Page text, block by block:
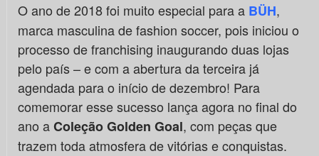
O ano de 2018 foi muito especial para a BÜH,
marca masculina de fashion soccer, pois iniciou o
processo de franchising inaugurando duas lojas
pelo país – e com a abertura da terceira já
agendada para o início de dezembro! Para
comemorar esse sucesso lança agora no final do
ano aColeção Golden Goal, com peças que
trazem toda atmosfera de vitórias e conquistas.